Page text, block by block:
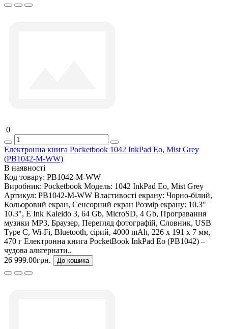
0
Електронна книга Pocketbook 1042 InkPad Eo, Mist Grey
(PB1042-M-WW)
В наявності
Код товару: PB1042-M-WW
Виробник: Pocketbook Модель: 1042 InkPad Eo, Mist Grey
Артикул: PB1042-M-WW Властивості екрану: Чорно-білий,
Кольоровий екран, Сенсорний екран Розмір екрану: 10.3"
10.3", E Ink Kaleido 3, 64 Gb, MicroSD, 4 Gb, Програвання
музики MP3, Браузер, Перегляд фотографій, Словник, USB
Type C, Wi-Fi, Bluetooth, сірий, 4000 mAh, 226 х 191 х 7 мм,
470 г Електронна книга PocketBook InkPad Eo (PB1042) –
чудова альтернати..
26 999.00грн.
До кошика